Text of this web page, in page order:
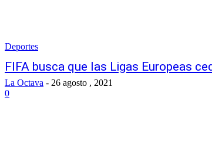
Deportes
FIFA busca que las Ligas Europeas
La Octava - 26 agosto , 2021
0